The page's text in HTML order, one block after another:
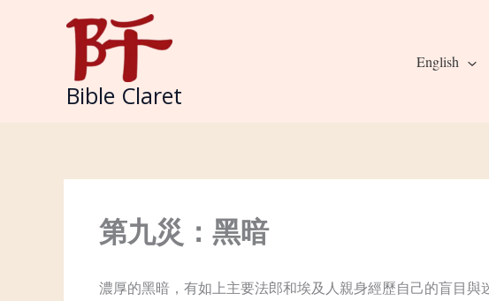
Bible Claret
English
第九災：黑暗
濃厚的黑暗，有如上主要法郎和埃及人親身經歷自己的盲目與